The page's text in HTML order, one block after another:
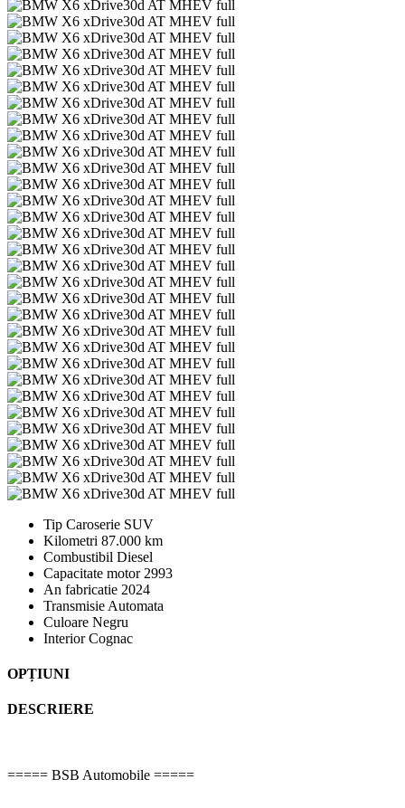
Tip Caroserie SUV
Kilometri 87.000 km
Combustibil Diesel
Capacitate motor 2993
An fabricatie 2024
Transmisie Automata
Culoare Negru
InteriorCognac
OPȚIUNI
DESCRIERE
===== BSB Automobile =====